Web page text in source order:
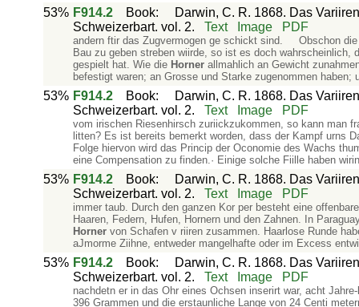
53% F914.2 Book:
Darwin, C. R. 1868. Das
Schweizerbart. vol. 2.
Text Image PDF
andern ftir das Zugvermogen ge­ schickt sind. Obschon die
Bau zu geben streben wiirde, so ist es doch
gespielt hat. Wie die Hornerallmahlich an Gewicht
befestigt waren; an Grosse und Starke zugenommen haben;
53% F914.2 Book:
Darwin, C. R. 1868. Das
Schweizerbart. vol. 2.
Text Image PDF
vom irischen Riesenhirsch zuriickzukommen, so kann man
litten? Es ist bereits bemerkt worden, dass der Kampf urns
Folge hiervon wird das Princip der Oconomie des Wachs­
eine Compensation zu finden.· Einige solche Fiille haben
53% F914.2 Book:
Darwin, C. R. 1868. Das
Schweizerbart. vol. 2.
Text Image PDF
immer taub. Durch den ganzen Kor­ per besteht eine
Haaren, Federn, Hufen, Hornern und den Zahnen. In
Hornervon Schafen v riiren zusammen. Haarlose Runde
aJmorme Ziihne, entweder mangelhafte oder im Excess
53% F914.2 Book:
Darwin, C. R. 1868. Das
Schweizerbart. vol. 2.
Text Image PDF
nachdetn er in das Ohr eines Ochsen inserirt war, acht
396 Grammen und die erstaunliche Lange von 24 Centi­